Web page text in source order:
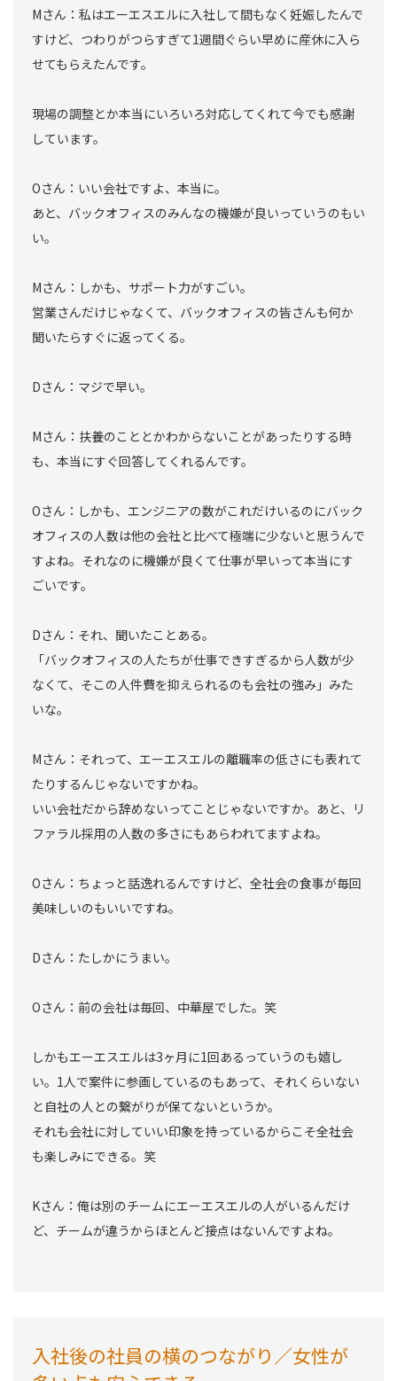
Mさん：私はエーエスエルに入社して間もなく妊娠したんで
すけど、つわりがつらすぎて1週間ぐらい早めに産休に入ら
せてもらえたんです。
現場の調整とか本当にいろいろ対応してくれて今でも感謝
しています。
Oさん：いい会社ですよ、本当に。
あと、バックオフィスのみんなの機嫌が良いっていうのもい
い。
Mさん：しかも、サポート力がすごい。
営業さんだけじゃなくて、バックオフィスの皆さんも何か
聞いたらすぐに返ってくる。
Dさん：マジで早い。
Mさん：扶養のこととかわからないことがあったりする時
も、本当にすぐ回答してくれるんです。
Oさん：しかも、エンジニアの数がこれだけいるのにバック
オフィスの人数は他の会社と比べて極端に少ないと思うんで
すよね。それなのに機嫌が良くて仕事が早いって本当にす
ごいです。
Dさん：それ、聞いたことある。
「バックオフィスの人たちが仕事できすぎるから人数が少
なくて、そこの人件費を抑えられるのも会社の強み」みた
いな。
Mさん：それって、エーエスエルの離職率の低さにも表れて
たりするんじゃないですかね。
いい会社だから辞めないってことじゃないですか。あと、リ
ファラル採用の人数の多さにもあらわれてますよね。
Oさん：ちょっと話逸れるんですけど、全社会の食事が毎回
美味しいのもいいですね。
Dさん：たしかにうまい。
Oさん：前の会社は毎回、中華屋でした。笑
しかもエーエスエルは3ヶ月に1回あるっていうのも嬉し
い。1人で案件に参画しているのもあって、それくらいない
と自社の人との繋がりが保てないというか。
それも会社に対していい印象を持っているからこそ全社会
も楽しみにできる。笑
Kさん：俺は別のチームにエーエスエルの人がいるんだけ
ど、チームが違うからほとんど接点はないんですよね。
入社後の社員の横のつながり／女性が